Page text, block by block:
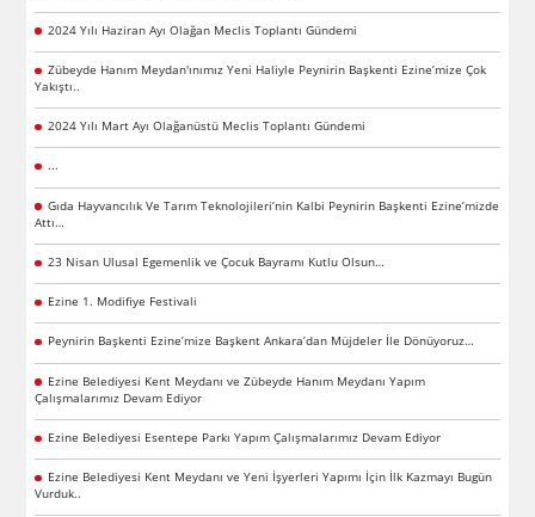
2024 Yılı Haziran Ayı Olağan Meclis Toplantı Gündemi
Zübeyde Hanım Meydan'ınımız Yeni Haliyle Peynirin Başkenti Ezine’mize Çok
Yakıştı..
2024 Yılı Mart Ayı Olağanüstü Meclis Toplantı Gündemi
...
Gıda Hayvancılık Ve Tarım Teknolojileri’nin Kalbi Peynirin Başkenti Ezine’mizde
Attı…
23 Nisan Ulusal Egemenlik ve Çocuk Bayramı Kutlu Olsun…
Ezine 1. Modifiye Festivali
Peynirin Başkenti Ezine’mize Başkent Ankara’dan Müjdeler İle Dönüyoruz…
Ezine Belediyesi Kent Meydanı ve Zübeyde Hanım Meydanı Yapım
Çalışmalarımız Devam Ediyor
Ezine Belediyesi Esentepe Parkı Yapım Çalışmalarımız Devam Ediyor
Ezine Belediyesi Kent Meydanı ve Yeni İşyerleri Yapımı İçin İlk Kazmayı Bugün
Vurduk..